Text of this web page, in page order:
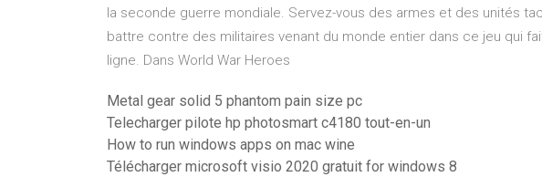
la seconde guerre mondiale. Servez-vous des armes et des unités
battre contre des militaires venant du monde entier dans ce jeu qui
ligne. Dans World War Heroes
Metal gear solid 5 phantom pain size pc
Telecharger pilote hp photosmart c4180 tout-en-un
How to run windows apps on mac wine
Télécharger microsoft visio 2020 gratuit for windows 8